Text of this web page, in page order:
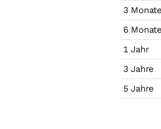
3 Monate
6 Monate
1 Jahr
3 Jahre
5 Jahre